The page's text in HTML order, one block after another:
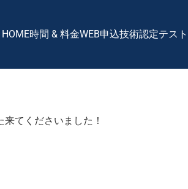
HOME時間 & 料金WEB申込技術認定テスト
てくださいました！